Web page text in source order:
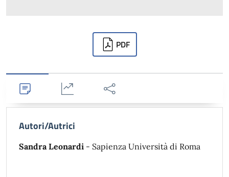
PDF
Dettagli Statistiche Condividi
Autori/Autrici
Sandra Leonardi - Sapienza Università di Roma